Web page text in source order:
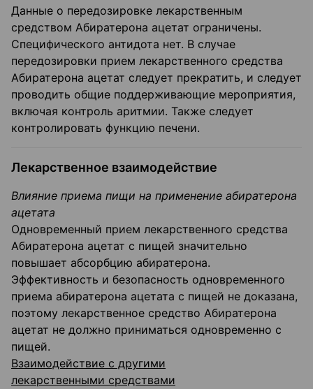
Данные о передозировке лекарственным
средством Абиратерона ацетат ограничены.
Специфического антидота нет. В случае
передозировки прием лекарственного средства
Абиратерона ацетат следует прекратить, и следует
проводить общие поддерживающие мероприятия,
включая контроль аритмии. Также следует
контролировать функцию печени.
Лекарственное взаимодействие
Влияние приема пищи на применение абиратерона
ацетата
Одновременный прием лекарственного средства
Абиратерона ацетат с пищей значительно
повышает абсорбцию абиратерона.
Эффективность и безопасность одновременного
приема абиратерона ацетата с пищей не доказана,
поэтому лекарственное средство Абиратерона
ацетат не должно приниматься одновременно с
пищей.
Взаимодействие с другими
лекарственными средствами